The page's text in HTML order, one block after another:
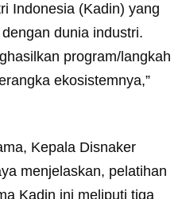
Indonesia (Kadin) yang
dunia industri.
program/langkah
ekosistemnya,”
Kepala Disnaker
menjelaskan, pelatihan
Kadin ini meliputi tiga